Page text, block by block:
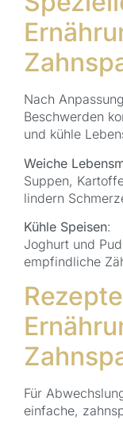
Nach
Beschwerden
und kühle
Weiche
Suppen,
lindern
Kühle Speisen:
Joghurt und
empfindliche
Für
einfache,